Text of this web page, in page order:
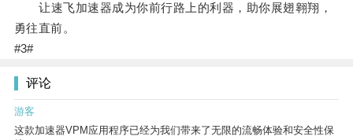
让速飞加速器成为你前行路上的利器，助你展翅翱翔，
勇往直前。
#3#
评论
游客
这款加速器VPM应用程序已经为我们带来了无限的流畅体验和安全性保